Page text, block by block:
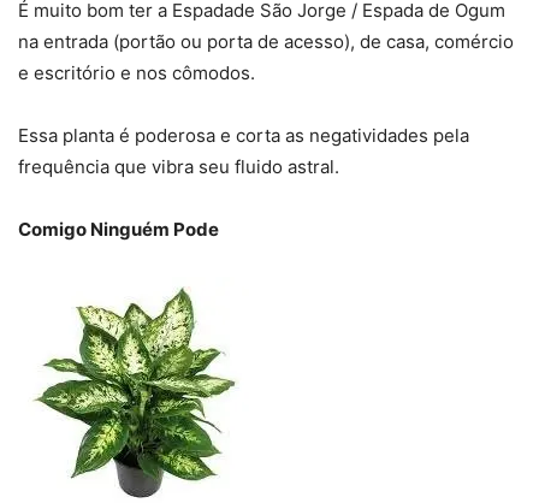
É muito bom ter a Espadade São Jorge / Espada de Ogum
na entrada (portão ou porta de acesso), de casa, comércio
e escritório e nos cômodos.
Essa planta é poderosa e corta as negatividades pela
frequência que vibra seu fluido astral.
Comigo Ninguém Pode